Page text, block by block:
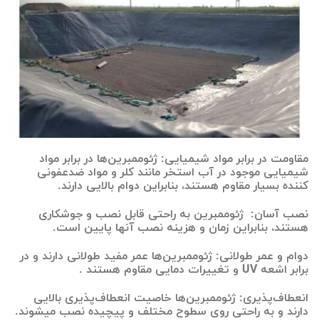
مقاومت در برابر مواد شیمیایی: ژئوممبرین‌ها در برابر مواد
شیمیایی موجود در آب استخر مانند کلر و مواد ضدعفونی
کننده بسیار مقاوم هستند، بنابراین دوام بالایی دارند.
نصب آسان: ژئوممبرین به راحتی قابل نصب و جوشکاری
هستند، بنابراین زمان و هزینه نصب آنها پایین است.
دوام و عمر طولانی: ژئوممبرین‌ها عمر مفید طولانی دارند و در
برابر اشعه UV و تغییرات دمایی مقاوم هستند .
انعطاف‌پذیری: ژئوممبرین‌ها خاصیت انعطاف‌پذیری بالایی
دارند و به راحتی روی سطوح مختلف و پیچیده نصب میشوند.